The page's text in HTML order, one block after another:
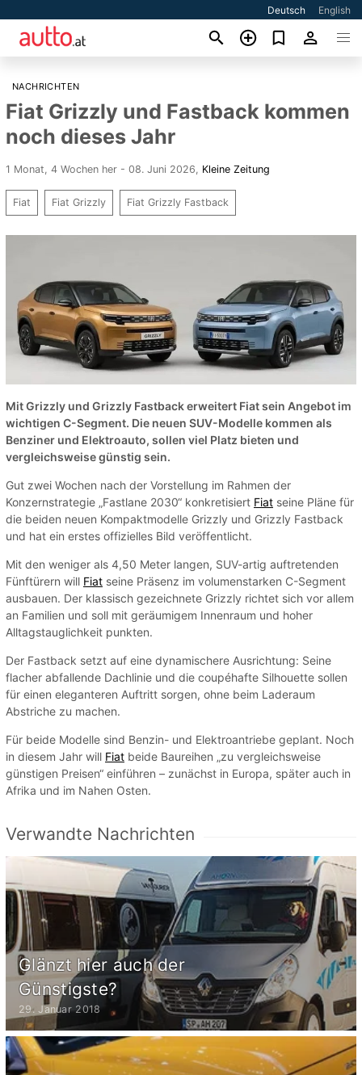
Deutsch English
NACHRICHTEN
Fiat Grizzly und Fastback kommen
noch dieses Jahr
1 Monat, 4 Wochen her - 08. Juni 2026 Kleine Zeitung
Fiat Fiat Grizzly Fiat Grizzly Fastback
Mit Grizzly und Grizzly Fastback erweitert Fiat sein Angebot im
wichtigen C-Segment. Die neuen SUV-Modelle kommen als
Benziner und Elektroauto, sollen viel Platz bieten und
vergleichsweise günstig sein.
Gut zwei Wochen nach der Vorstellung im Rahmen der
Konzernstrategie „Fastlane 2030“ konkretisiert Fiat seine Pläne für
die beiden neuen Kompaktmodelle Grizzly und Grizzly Fastback
und hat ein erstes offizielles Bild veröffentlicht.
Mit den weniger als 4,50 Meter langen, SUV-artig auftretenden
Fünftürern will Fiat seine Präsenz im volumenstarken C-Segment
ausbauen. Der klassisch gezeichnete Grizzly richtet sich vor allem
an Familien und soll mit geräumigem Innenraum und hoher
Alltagstauglichkeit punkten.
Der Fastback setzt auf eine dynamischere Ausrichtung: Seine
flacher abfallende Dachlinie und die coupéhafte Silhouette sollen
für einen eleganteren Auftritt sorgen, ohne beim Laderaum
Abstriche zu machen.
Für beide Modelle sind Benzin- und Elektroantriebe geplant. Noch
in diesem Jahr will Fiat beide Baureihen „zu vergleichsweise
günstigen Preisen“ einführen – zunächst in Europa, später auch in
Afrika und im Nahen Osten.
Verwandte Nachrichten
Glänzt hier auch der
Günstigste?
29. Januar 2018